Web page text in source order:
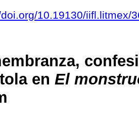
10.19130/iifl.litmex/
en El